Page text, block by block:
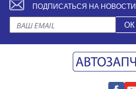
ПОДПИСАТЬСЯ НА НОВОСТИ